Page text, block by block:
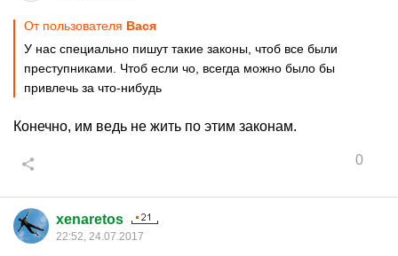
От пользователя Ваcя
У нас специально пишут такие законы, чтоб все были
преступниками. Чтоб если чо, всегда можно было бы
привлечь за что-нибудь
Конечно, им ведь не жить по этим законам.
0
xenaretos
22:52, 24.07.2017